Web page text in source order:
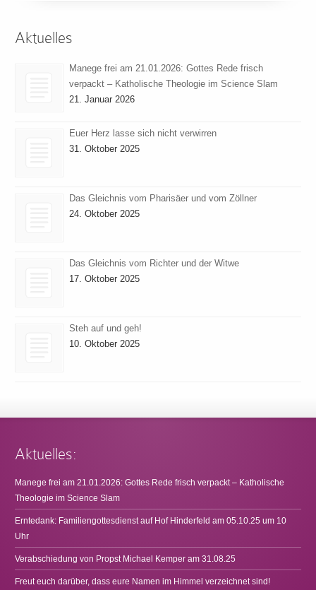
Aktuelles
Manege frei am 21.01.2026: Gottes Rede frisch
verpackt – Katholische Theologie im Science Slam
21. Januar 2026
Euer Herz lasse sich nicht verwirren
31. Oktober 2025
Das Gleichnis vom Pharisäer und vom Zöllner
24. Oktober 2025
Das Gleichnis vom Richter und der Witwe
17. Oktober 2025
Steh auf und geh!
10. Oktober 2025
Aktuelles:
Manege frei am 21.01.2026: Gottes Rede frisch verpackt – Katholische
Theologie im Science Slam
Erntedank: Familiengottesdienst auf Hof Hinderfeld am 05.10.25 um 10
Uhr
Verabschiedung von Propst Michael Kemper am 31.08.25
Freut euch darüber, dass eure Namen im Himmel verzeichnet sind!